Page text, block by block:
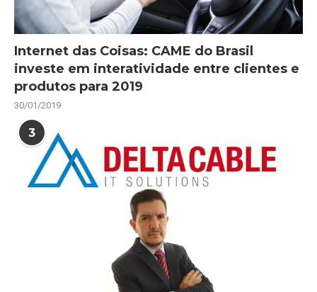
Internet das Coisas: CAME do Brasil
investe em interatividade entre clientes e
produtos para 2019
30/01/2019
3